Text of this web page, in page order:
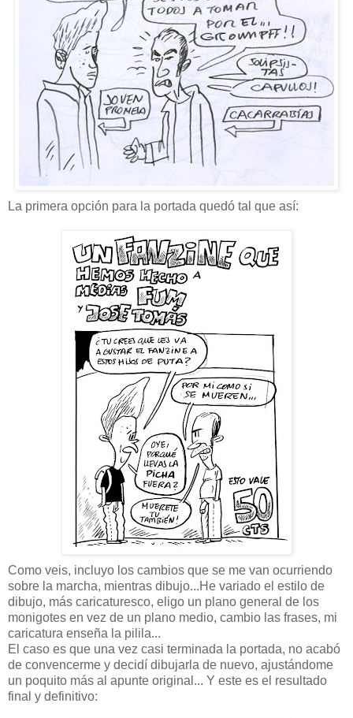
La primera opción para la portada quedó tal que así:
Como veis, incluyo los cambios que se me van ocurriendo
sobre la marcha, mientras dibujo...He variado el estilo de
dibujo, más caricaturesco, eligo un plano general de los
monigotes en vez de un plano medio, cambio las frases, mi
caricatura enseña la pilila...
El caso es que una vez casi terminada la portada, no acabó
de convencerme y decidí dibujarla de nuevo, ajustándome
un poquito más al apunte original... Y este es el resultado
final y definitivo: